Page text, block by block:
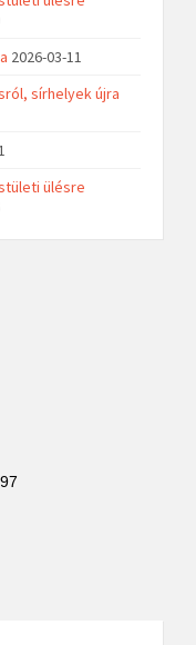
2026-03-11
sírhelyek újra
ülésre